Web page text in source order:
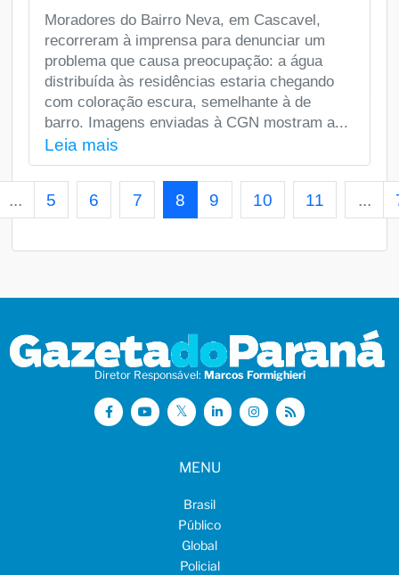
Moradores do Bairro Neva, em Cascavel,
recorreram à imprensa para denunciar um
problema que causa preocupação: a água
distribuída às residências estaria chegando
com coloração escura, semelhante à de
barro. Imagens enviadas à CGN mostram a...
Leia mais
... 5 6 7 8 9 10 11 ...
Diretor Responsável: Marcos Formighieri
MENU
Brasil
Público
Global
Policial